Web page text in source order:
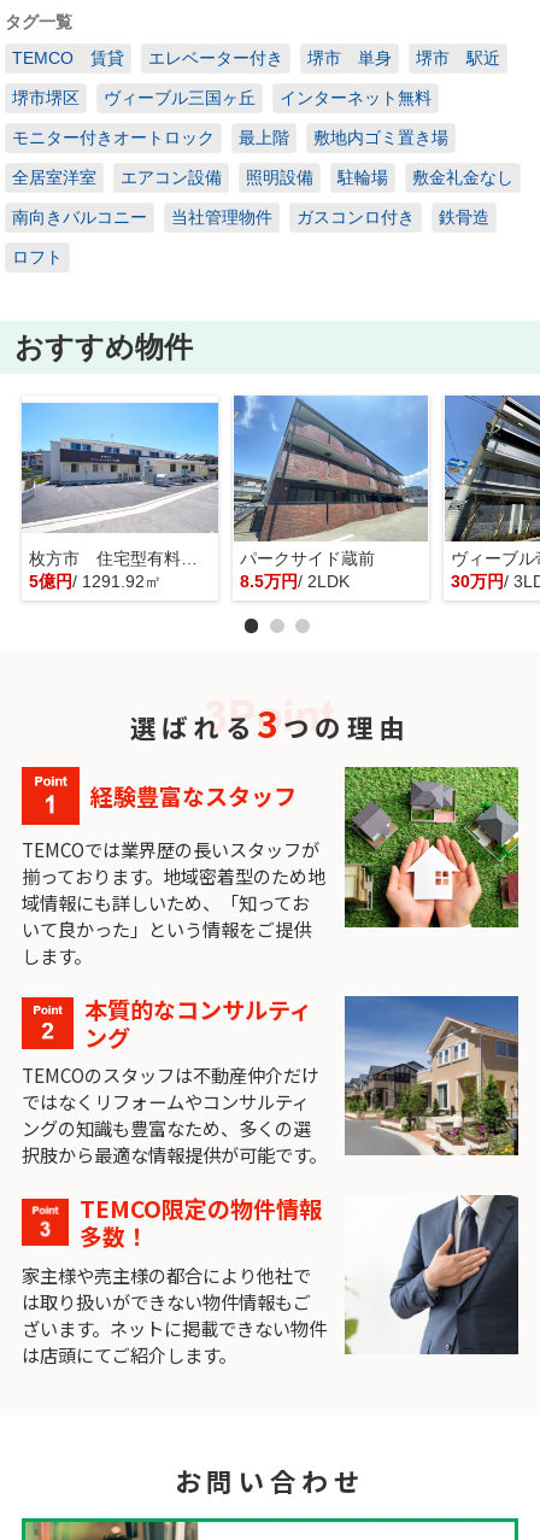
タグ一覧
TEMCO 賃貸
エレベーター付き 堺市 単身 堺市 駅近
堺市堺区 ヴィーブル三国ヶ丘 インターネット無料
モニター付きオートロック 最上階 敷地内ゴミ置き場
全居室洋室 エアコン設備 照明設備 駐輪場 敷金礼金なし
南向きバルコニー 当社管理物件 ガスコンロ付き 鉄骨造
ロフト
おすすめ物件
枚方市 住宅型有料老人ホーム 一棟貸し
5億円/ 1291.92㎡
パークサイド蔵前
8.5万円/ 2LDK
ヴィーブル
30万円/
選ばれる 3 つの理由
経験豊富なスタッフ
TEMCOでは業界歴の長いスタッフが
揃っております。地域密着型のため地
域情報にも詳しいため、「知ってお
いて良かった」という情報をご提供
します。
本質的なコンサルティ
ング
TEMCOのスタッフは不動産仲介だけ
ではなくリフォームやコンサルティ
ングの知識も豊富なため、多くの選
択肢から最適な情報提供が可能です。
TEMCO限定の物件情報
多数！
家主様や売主様の都合により他社で
は取り扱いができない物件情報もご
ざいます。ネットに掲載できない物件
は店頭にてご紹介します。
お問い合わせ